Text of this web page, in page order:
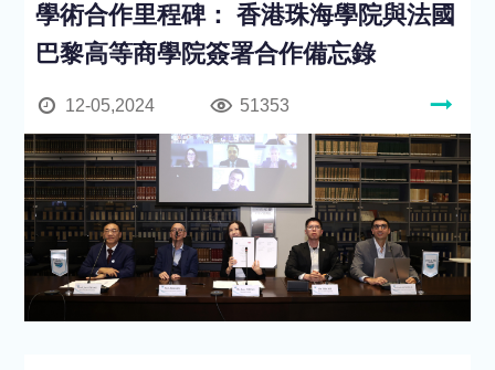
學術合作里程碑： 香港珠海學院與法國
巴黎高等商學院簽署合作備忘錄
12-05,2024 51353